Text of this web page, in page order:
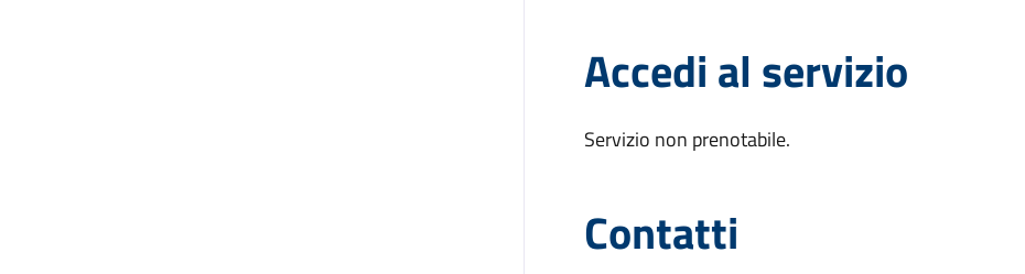
Accedi al servizio
Servizio non prenotabile.
Contatti